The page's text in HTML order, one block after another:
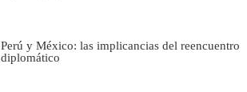
Perú y México: las implicancias del reencuentro
diplomático